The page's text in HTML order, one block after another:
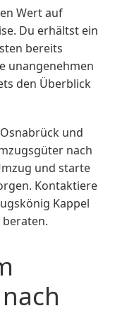
Wert auf
Du erhältst ein
bereits
unangenehmen
den Überblick
und
nach
und starte
Kontaktiere
Kappel